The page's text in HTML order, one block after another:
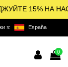
15% НА
з: España
0